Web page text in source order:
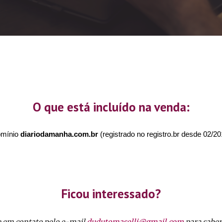
O que está incluído na venda:
diariodamanha.com.br (registrado no registro.br desde 02/
Ficou interessado?